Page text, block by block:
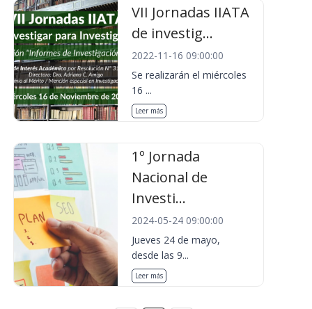
VII Jornadas IIATA
de investig...
2022-11-16 09:00:00
Se realizarán el miércoles
16 ...
Leer más
1º Jornada
Nacional de
Investi...
2024-05-24 09:00:00
Jueves 24 de mayo,
desde las 9...
Leer más